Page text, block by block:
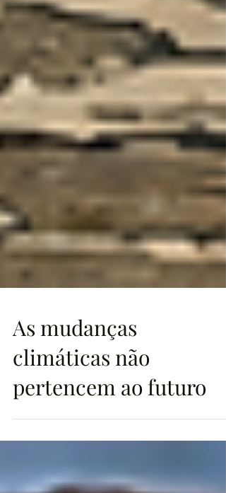
As mudanças
climáticas não
pertencem ao futuro